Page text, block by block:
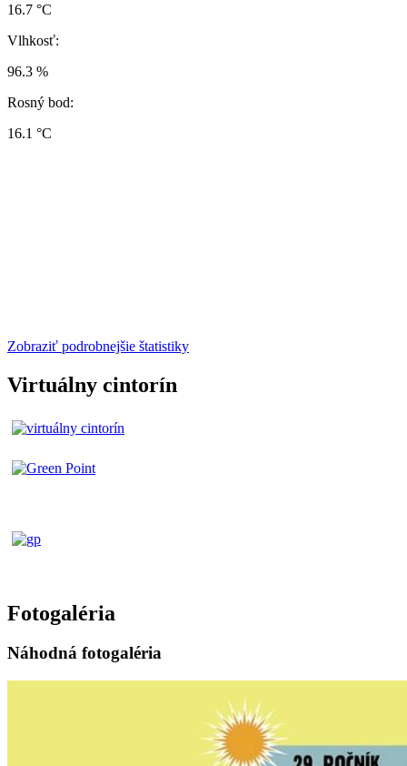
16.7 °C
Vlhkosť:
96.3 %
Rosný bod:
16.1 °C
Zobraziť podrobnejšie štatistiky
Virtuálny cintorín
Fotogaléria
Náhodná fotogaléria